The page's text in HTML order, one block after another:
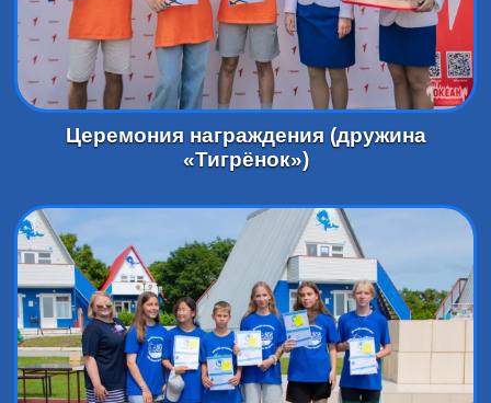
Церемония награждения (дружина
«Тигрёнок»)